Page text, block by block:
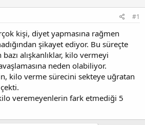
ç
t
a
r
i
h
i
#1
kişi, diyet yapmasına rağmen
şikayet ediyor. Bu süreçte
alışkanlıklar, kilo vermeyi
neden olabiliyor.
kilo verme sürecini sekteye uğratan
veremeyenlerin fark etmediği 5